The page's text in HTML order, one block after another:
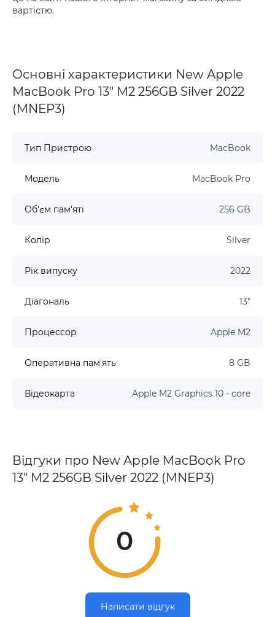
вартістю.
Основні характеристики New Apple
MacBook Pro 13" M2 256GB Silver 2022
(MNEP3)
Тип Пристрою MacBook
Модель MacBook Pro
Об'єм пам'яті 256 GB
Колір Silver
Рік випуску 2022
Діагональ 13"
Процессор Apple M2
Оперативна пам'ять 8 GB
Відеокарта Apple M2 Graphics 10 - core
Відгуки про New Apple MacBook Pro
13" M2 256GB Silver 2022 (MNEP3)
0
Написати відгук